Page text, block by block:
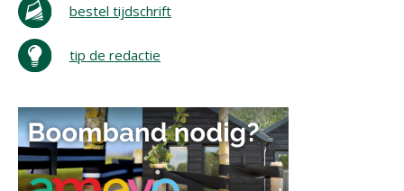
bestel tijdschrift
tip de redactie